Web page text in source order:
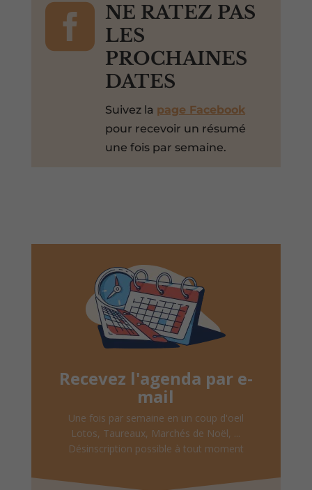

NE RATEZ PAS
LES
PROCHAINES
DATES
Suivez la page Facebook
pour recevoir un résumé
une fois par semaine.
Recevez l'agenda par e-
mail
Une fois par semaine en un coup d'oeil
Lotos, Taureaux, Marchés de Noël, ...
Désinscription possible à tout moment